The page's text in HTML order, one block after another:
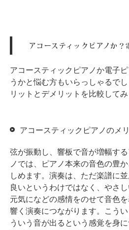
アコースティックピアノか？
アコースティックピアノか電子
うかと悩む方もいらっしゃるで
リットとデメリットを比較してみ
アコースティックピアノのメ
弦が振動し、響板で音が増幅す
ノでは、ピアノ本来の音色の豊
しめます。演奏は、ただ楽譜に
良いというわけではなく、やさし
元気になどの感情をのせて音色
響く演奏につながります。こう
ういう音が出るという感覚を身